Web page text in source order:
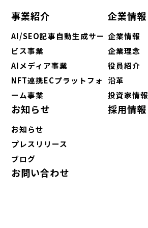
事業紹介
AI/SEO記事自動生成サー
ビス事業
AIメディア事業
NFT連携ECプラットフォ
ーム事業
企業情報
企業情報
企業理念
役員紹介
沿革
投資家情報
お知らせ
お知らせ
プレスリリース
ブログ
採用情報
お問い合わせ